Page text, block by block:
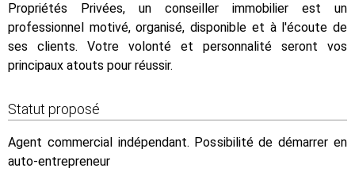
Propriétés Privées, un conseiller immobilier est un
professionnel motivé, organisé, disponible et à l'écoute de
ses clients. Votre volonté et personnalité seront vos
principaux atouts pour réussir.
Statut proposé
Agent commercial indépendant. Possibilité de démarrer en
auto-entrepreneur